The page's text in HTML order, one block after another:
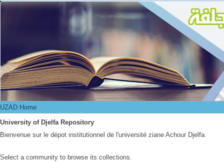
UZAD Home
UZAD Home
University of Djelfa Repository
Bienvenue sur le dépot institutionnel de l'université ziane Achour Djelfa.
Select a community to browse its collections.